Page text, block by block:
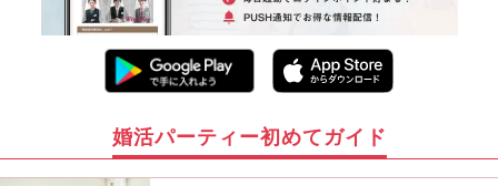
婚活パーティー初めてガイド